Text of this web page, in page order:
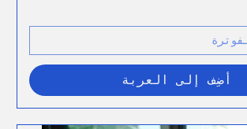
أضِف إلى العربة